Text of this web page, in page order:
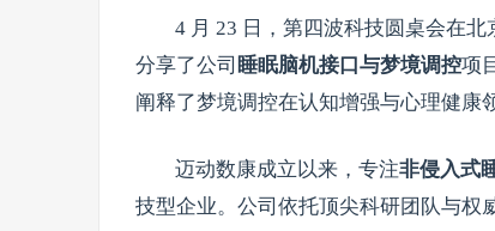
4 月 23 日，第四波科技圆桌会在
分享了公司 睡眠脑机接口与梦境调控项
阐释了梦境调控在认知增强与心理健康
迈动数康成立以来，专注非侵入式
技型企业。公司依托顶尖科研团队与权